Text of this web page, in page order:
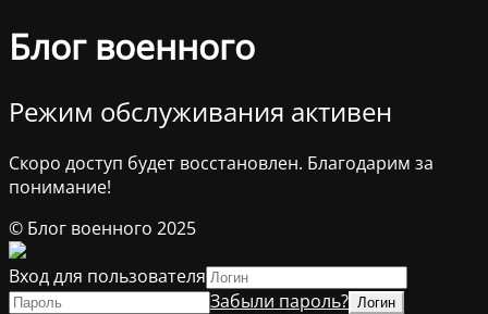
Блог военного
Режим обслуживания активен
Скоро доступ будет восстановлен. Благодарим за
понимание!
© Блог военного 2025
Вход для пользователя
Забыли пароль?